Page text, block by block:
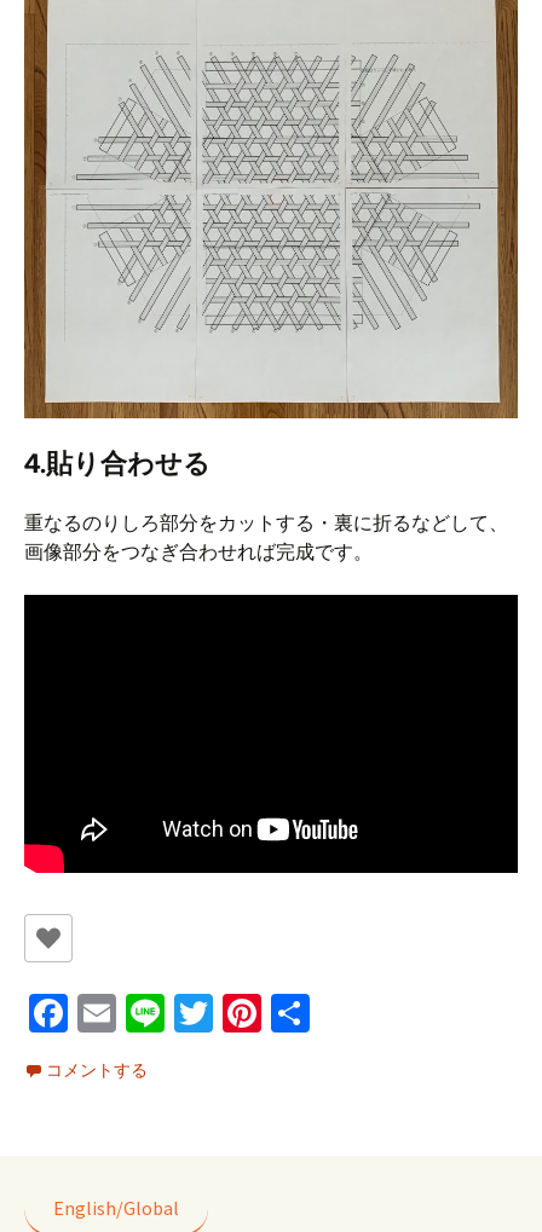
4.貼り合わせる
重なるのりしろ部分をカットする・裏に折るなどして、
画像部分をつなぎ合わせれば完成です。
Fa
ce
b
k
E
m
ai
Li T
Pi
コメントする
English/Global